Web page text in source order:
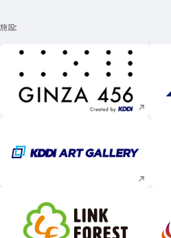
施設
新規ウィンドウで開く
新規ウィンドウで開く
新規ウィンドウで開く